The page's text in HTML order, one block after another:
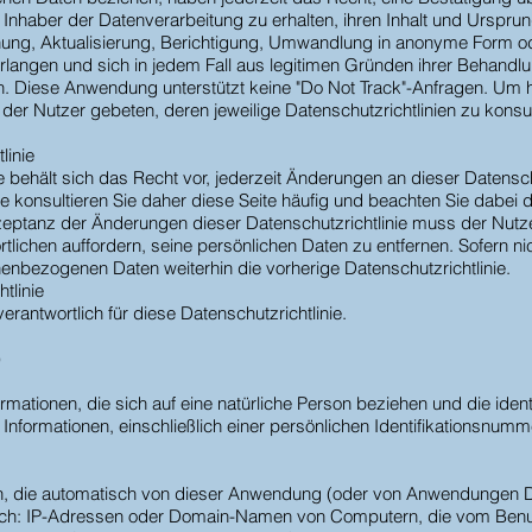
der Datenverarbeitung zu erhalten, ihren Inhalt und
Aktualisierung, Berichtigung, Umwandlung in anonyme Form
und sich in jedem Fall aus legitimen Gründen ihrer
Diese Anwendung unterstützt keine "Do Not Track"-Anfragen.
Nutzer gebeten, deren jeweilige Datenschutzrichtlinien zu
behält sich das Recht vor, jederzeit Änderungen an dieser
konsultieren Sie daher diese Seite häufig und beachten Sie dabei
der Änderungen dieser Datenschutzrichtlinie muss der
auffordern, seine persönlichen Daten zu entfernen. Sofern
Daten weiterhin die vorherige Datenschutzrichtlinie.
für diese Datenschutzrichtlinie.
die sich auf eine natürliche Person beziehen und die
einschließlich einer persönlichen
die automatisch von dieser Anwendung (oder von Anwendungen
IP-Adressen oder Domain-Namen von Computern, die vom